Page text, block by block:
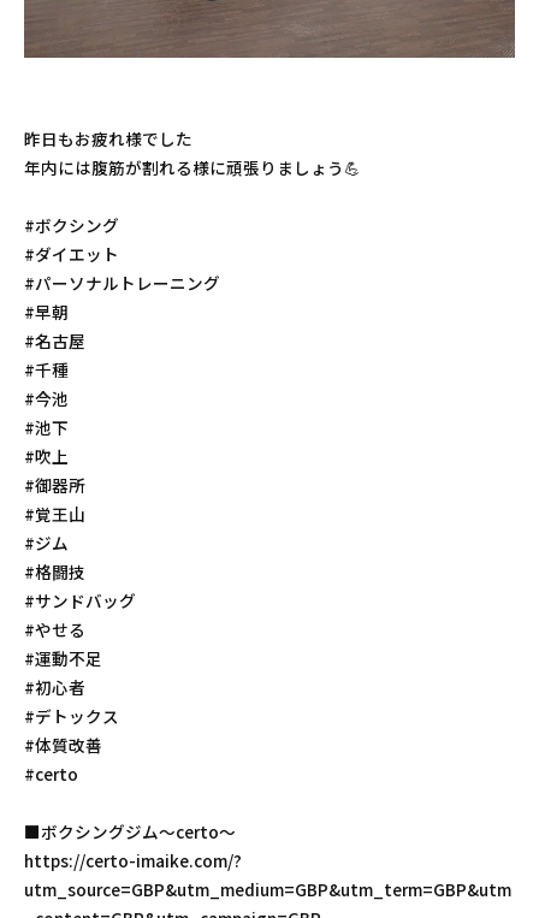
昨日もお疲れ様でした
年内には腹筋が割れる様に頑張りましょう💪
#ボクシング
#ダイエット
#パーソナルトレーニング
#早朝
#名古屋
#千種
#今池
#池下
#吹上
#御器所
#覚王山
#ジム
#格闘技
#サンドバッグ
#やせる
#運動不足
#初心者
#デトックス
#体質改善
#certo
■ボクシングジム〜certo〜
https://certo-imaike.com/?
utm_source=GBP&utm_medium=GBP&utm_term=GBP&utm